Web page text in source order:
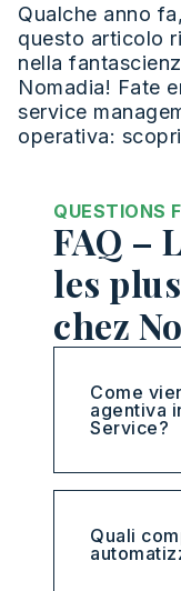
Qualche anno
questo articolo
nella
Nomadia! Fate
service
operativa:
QUESTIONS
FAQ –
les
chez
Come
agentiva
Service?
Quali